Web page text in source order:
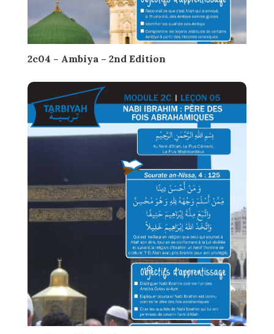
2c04 – Ambiya – 2nd Edition